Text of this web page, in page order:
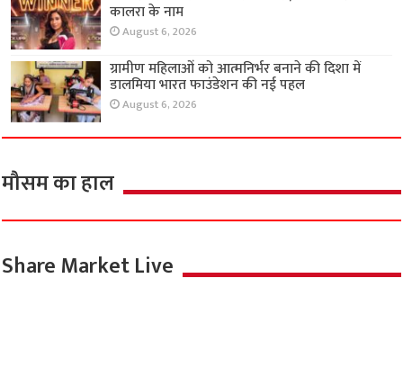
कालरा के नाम
August 6, 2026
ग्रामीण महिलाओं को आत्मनिर्भर बनाने की दिशा में
डालमिया भारत फाउंडेशन की नई पहल
August 6, 2026
मौसम का हाल
Share Market Live